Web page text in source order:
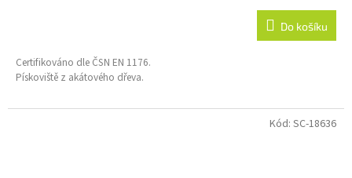
Do košíku
Certifikováno dle ČSN EN 1176.
Pískoviště z akátového dřeva.
Kód: SC-18636